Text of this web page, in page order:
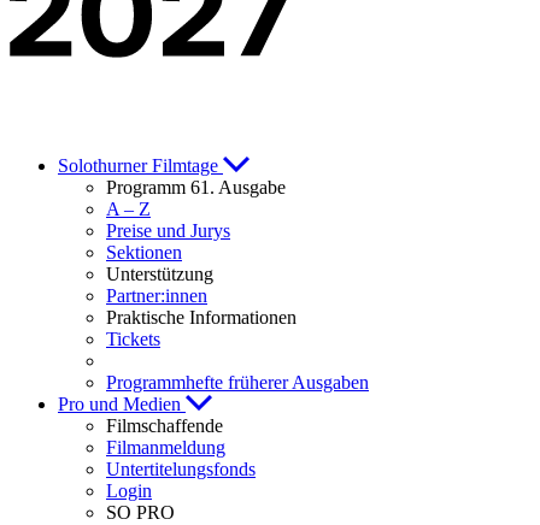
Solothurner Filmtage
Programm 61. Ausgabe
A – Z
Preise und Jurys
Sektionen
Unterstützung
Partner:innen
Praktische Informationen
Tickets
Programmhefte früherer Ausgaben
Pro und Medien
Filmschaffende
Filmanmeldung
Untertitelungsfonds
Login
SO PRO